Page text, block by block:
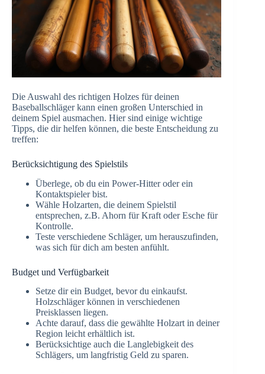
Die Auswahl des richtigen Holzes für deinen
Baseballschläger kann einen großen Unterschied in
deinem Spiel ausmachen. Hier sind einige wichtige
Tipps, die dir helfen können, die beste Entscheidung zu
treffen:
Berücksichtigung des Spielstils
Überlege, ob du ein Power-Hitter oder ein
Kontaktspieler bist.
Wähle Holzarten, die deinem Spielstil
entsprechen, z.B. Ahorn für Kraft oder Esche für
Kontrolle.
Teste verschiedene Schläger, um herauszufinden,
was sich für dich am besten anfühlt.
Budget und Verfügbarkeit
Setze dir ein Budget, bevor du einkaufst.
Holzschläger können in verschiedenen
Preisklassen liegen.
Achte darauf, dass die gewählte Holzart in deiner
Region leicht erhältlich ist.
Berücksichtige auch die Langlebigkeit des
Schlägers, um langfristig Geld zu sparen.